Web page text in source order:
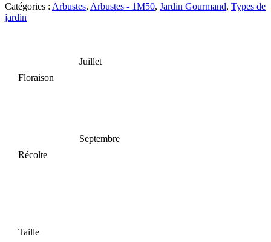
Catégories : Arbustes, Arbustes - 1M50, Jardin Gourmand, Types de
jardin
Floraison
Juillet
Récolte
Septembre
Taille